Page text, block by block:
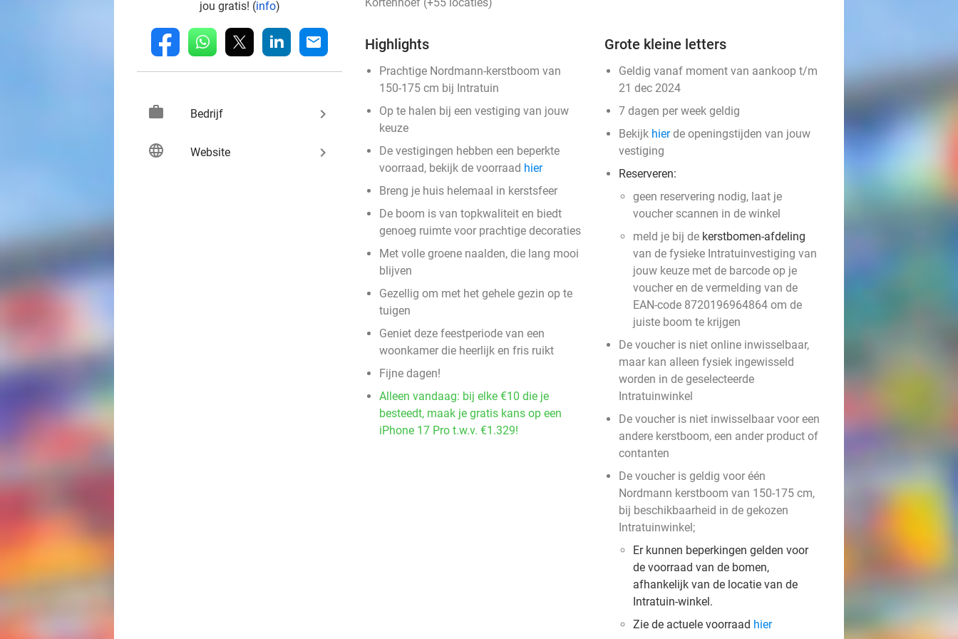
jou gratis! (info)
fb whatsapp linkedin mail
work Bedrijf keyboard_arrow_right
language Website keyboard_arrow_right
Highlights
Prachtige Nordmann-kerstboom van
150-175 cm bij Intratuin
Op te halen bij een vestiging van jouw
keuze
De vestigingen hebben een beperkte
voorraad, bekijk de voorraad hier
Breng je huis helemaal in kerstsfeer
De boom is van topkwaliteit en biedt
genoeg ruimte voor prachtige decoraties
Met volle groene naalden, die lang mooi
blijven
Gezellig om met het gehele gezin op te
tuigen
Geniet deze feestperiode van een
woonkamer die heerlijk en fris ruikt
Fijne dagen!
Alleen vandaag: bij elke €10 die je
besteedt, maak je gratis kans op een
iPhone 17 Pro t.w.v. €1.329!
Grote kleine letters
Geldig vanaf moment van aankoop t/m
21 dec 2024
7 dagen per week geldig
Bekijk hierde openingstijden van jouw
vestiging
Reserveren:
geen reservering nodig, laat je
voucher scannen in de winkel
meld je bij de kerstbomen-afdeling
van de fysieke Intratuinvestiging van
jouw keuze met de barcode op je
voucher en de vermelding van de
EAN-code 8720196964864 om de
juiste boom te krijgen
De voucher is niet online inwisselbaar,
maar kan alleen fysiek ingewisseld
worden in de geselecteerde
Intratuinwinkel
De voucher is niet inwisselbaar voor een
andere kerstboom, een ander product of
contanten
De voucher is geldig voor één
Nordmann kerstboom van 150-175 cm,
bij beschikbaarheid in de gekozen
Intratuinwinkel;
Er kunnen beperkingen gelden voor
de voorraad van de bomen,
afhankelijk van de locatie van de
Intratuin-winkel.
Zie de actuele voorraad hier